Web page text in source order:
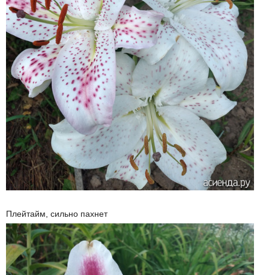
Плейтайм, сильно пахнет